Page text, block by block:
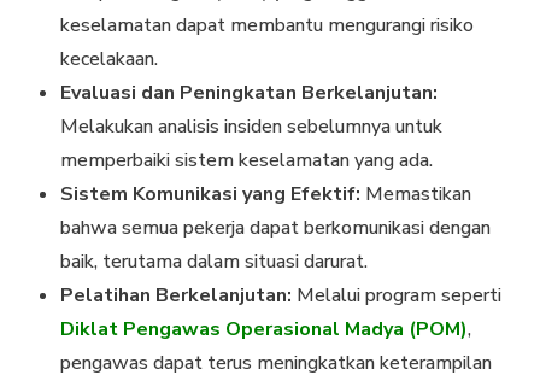
keselamatan dapat membantu mengurangi risiko
kecelakaan.
Evaluasi dan Peningkatan Berkelanjutan:
Melakukan analisis insiden sebelumnya untuk
memperbaiki sistem keselamatan yang ada.
Sistem Komunikasi yang Efektif: Memastikan
bahwa semua pekerja dapat berkomunikasi dengan
baik, terutama dalam situasi darurat.
Pelatihan Berkelanjutan: Melalui program seperti
Diklat Pengawas Operasional Madya (POM),
pengawas dapat terus meningkatkan keterampilan